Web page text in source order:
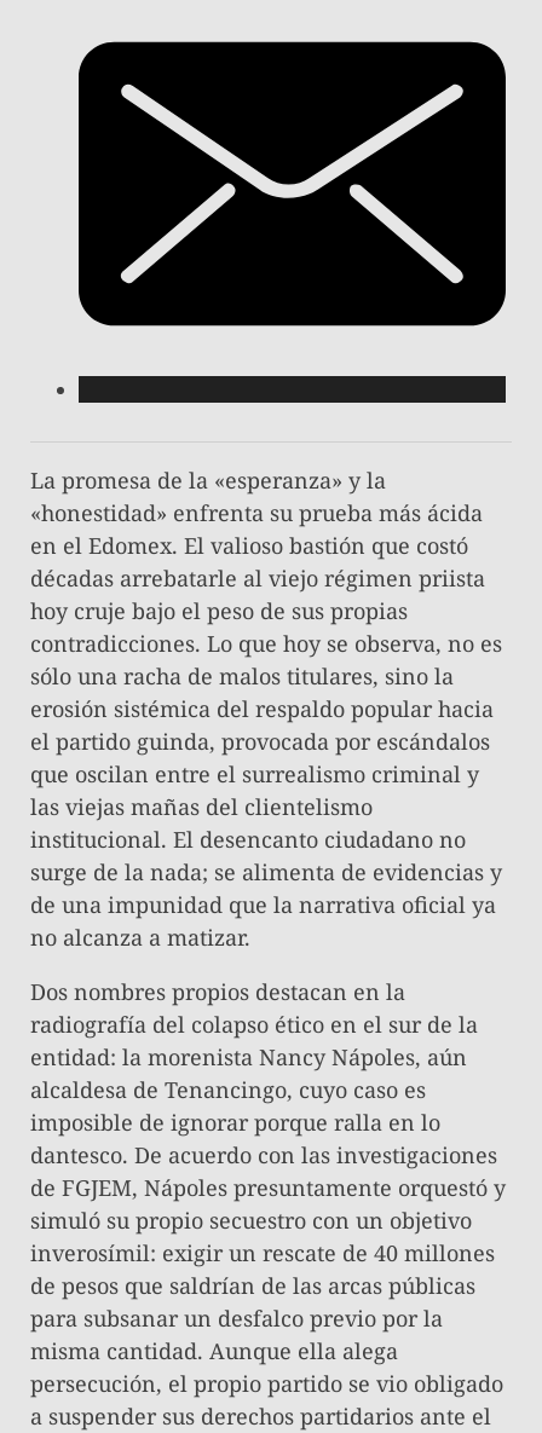
La promesa de la «esperanza» y la
«honestidad» enfrenta su prueba más ácida
en el Edomex. El valioso bastión que costó
décadas arrebatarle al viejo régimen priista
hoy cruje bajo el peso de sus propias
contradicciones. Lo que hoy se observa, no es
sólo una racha de malos titulares, sino la
erosión sistémica del respaldo popular hacia
el partido guinda, provocada por escándalos
que oscilan entre el surrealismo criminal y
las viejas mañas del clientelismo
institucional. El desencanto ciudadano no
surge de la nada; se alimenta de evidencias y
de una impunidad que la narrativa oficial ya
no alcanza a matizar.
Dos nombres propios destacan en la
radiografía del colapso ético en el sur de la
entidad: la morenista Nancy Nápoles, aún
alcaldesa de Tenancingo, cuyo caso es
imposible de ignorar porque ralla en lo
dantesco. De acuerdo con las investigaciones
de FGJEM, Nápoles presuntamente orquestó y
simuló su propio secuestro con un objetivo
inverosímil: exigir un rescate de 40 millones
de pesos que saldrían de las arcas públicas
para subsanar un desfalco previo por la
misma cantidad. Aunque ella alega
persecución, el propio partido se vio obligado
a suspender sus derechos partidarios ante el